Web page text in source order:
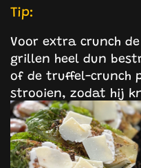
Tip:
Voor extra crunch
grillen heel dun
of de truffel-crunch
strooien, zodat hij